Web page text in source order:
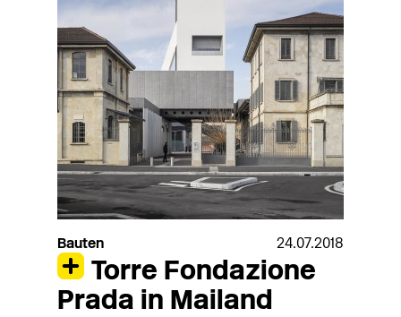
Bauten 24.07.2018
Torre Fondazione
Prada in Mailand